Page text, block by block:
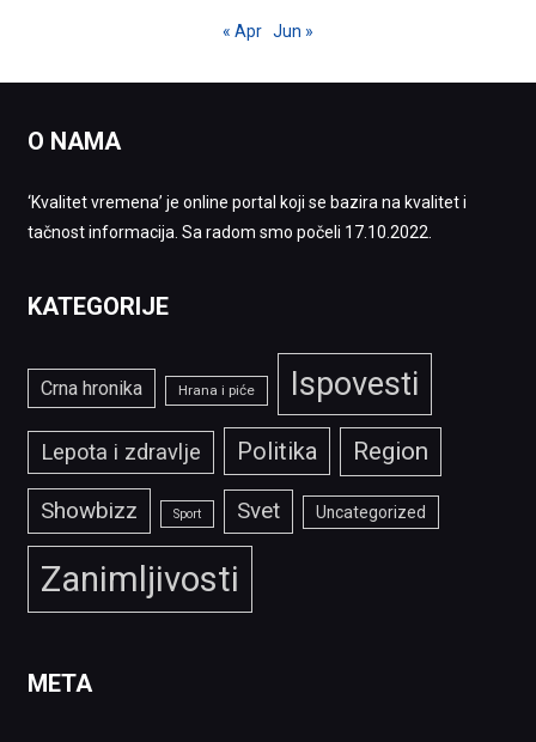
« Apr Jun »
O NAMA
‘Kvalitet vremena’ je online portal koji se bazira na kvalitet i
tačnost informacija. Sa radom smo počeli 17.10.2022.
KATEGORIJE
Crna hronika Hrana i piće Ispovesti
Lepota i zdravlje Politika Region
Showbizz Sport Svet Uncategorized
Zanimljivosti
META